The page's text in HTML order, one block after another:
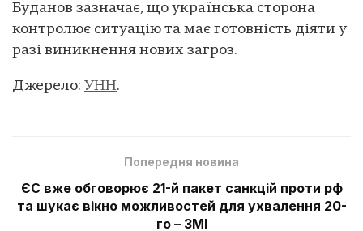
Буданов зазначає, що українська сторона
контролює ситуацію та має готовність діяти у
разі виникнення нових загроз.
Джерело: УНН.
Попередня новина
ЄС вже обговорює 21-й пакет санкцій проти рф
та шукає вікно можливостей для ухвалення 20-
го – ЗМІ